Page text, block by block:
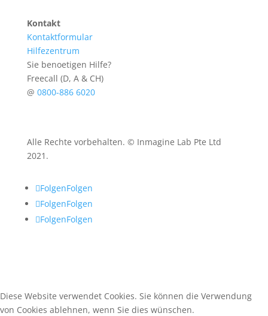
Kontakt
Kontaktformular
Hilfezentrum
Sie benoetigen Hilfe?
Freecall (D, A & CH)
@ 0800-886 6020
Alle Rechte vorbehalten. © Inmagine Lab Pte Ltd
2021.
FolgenFolgen
FolgenFolgen
FolgenFolgen
Diese Website verwendet Cookies. Sie können die Verwendung
von Cookies ablehnen, wenn Sie dies wünschen.